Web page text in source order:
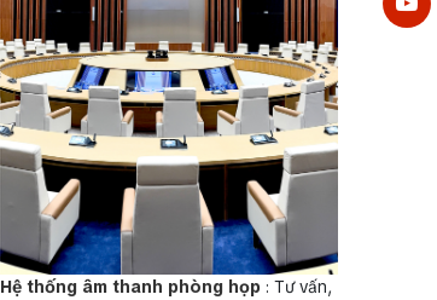
Hệ thống âm thanh phòng họp : Tư vấn,